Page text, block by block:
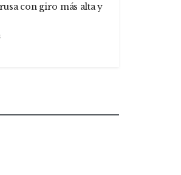
con giro más alta y